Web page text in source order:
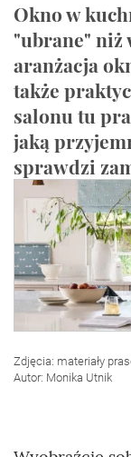
Okno w
"ubrane" niż
aranżacja
także
salonu tu
jaką
sprawdzi
Zdjęcia: materiały
Autor: Monika Utnik